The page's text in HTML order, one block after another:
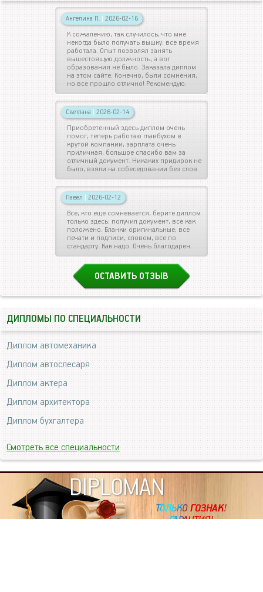
Ангелина П. | 2026-02-16
К сожалению, так случилось, что мне
некогда было получать вышку: все время
работала. Опыт позволял занять
вышестоящую должность, а вот
образования не было. Заказала диплом
на этом сайте. Конечно, были сомнения,
но все прошло отлично! Рекомендую.
Светлана | 2026-02-14
Приобретенный здесь диплом очень
помог, теперь работаю главбухом в
крутой компании, зарплата очень
приличная, большое спасибо вам за
отличный документ. Никаких придирок не
было, взяли на собеседовании без слов.
Павел | 2026-02-12
Все, кто еще сомневается, берите диплом
только здесь: получил документ, все как
положено. Бланки оригинальные, все
печати и подписи, словом, все по
стандарту. Как надо. Очень благодарен.
ОСТАВИТЬ ОТЗЫВ
ДИПЛОМЫ ПО СПЕЦИАЛЬНОСТИ
Диплом автомеханика
Диплом автослесаря
Диплом актера
Диплом архитектора
Диплом бухгалтера
Смотреть все специальности
DIPLOMAN